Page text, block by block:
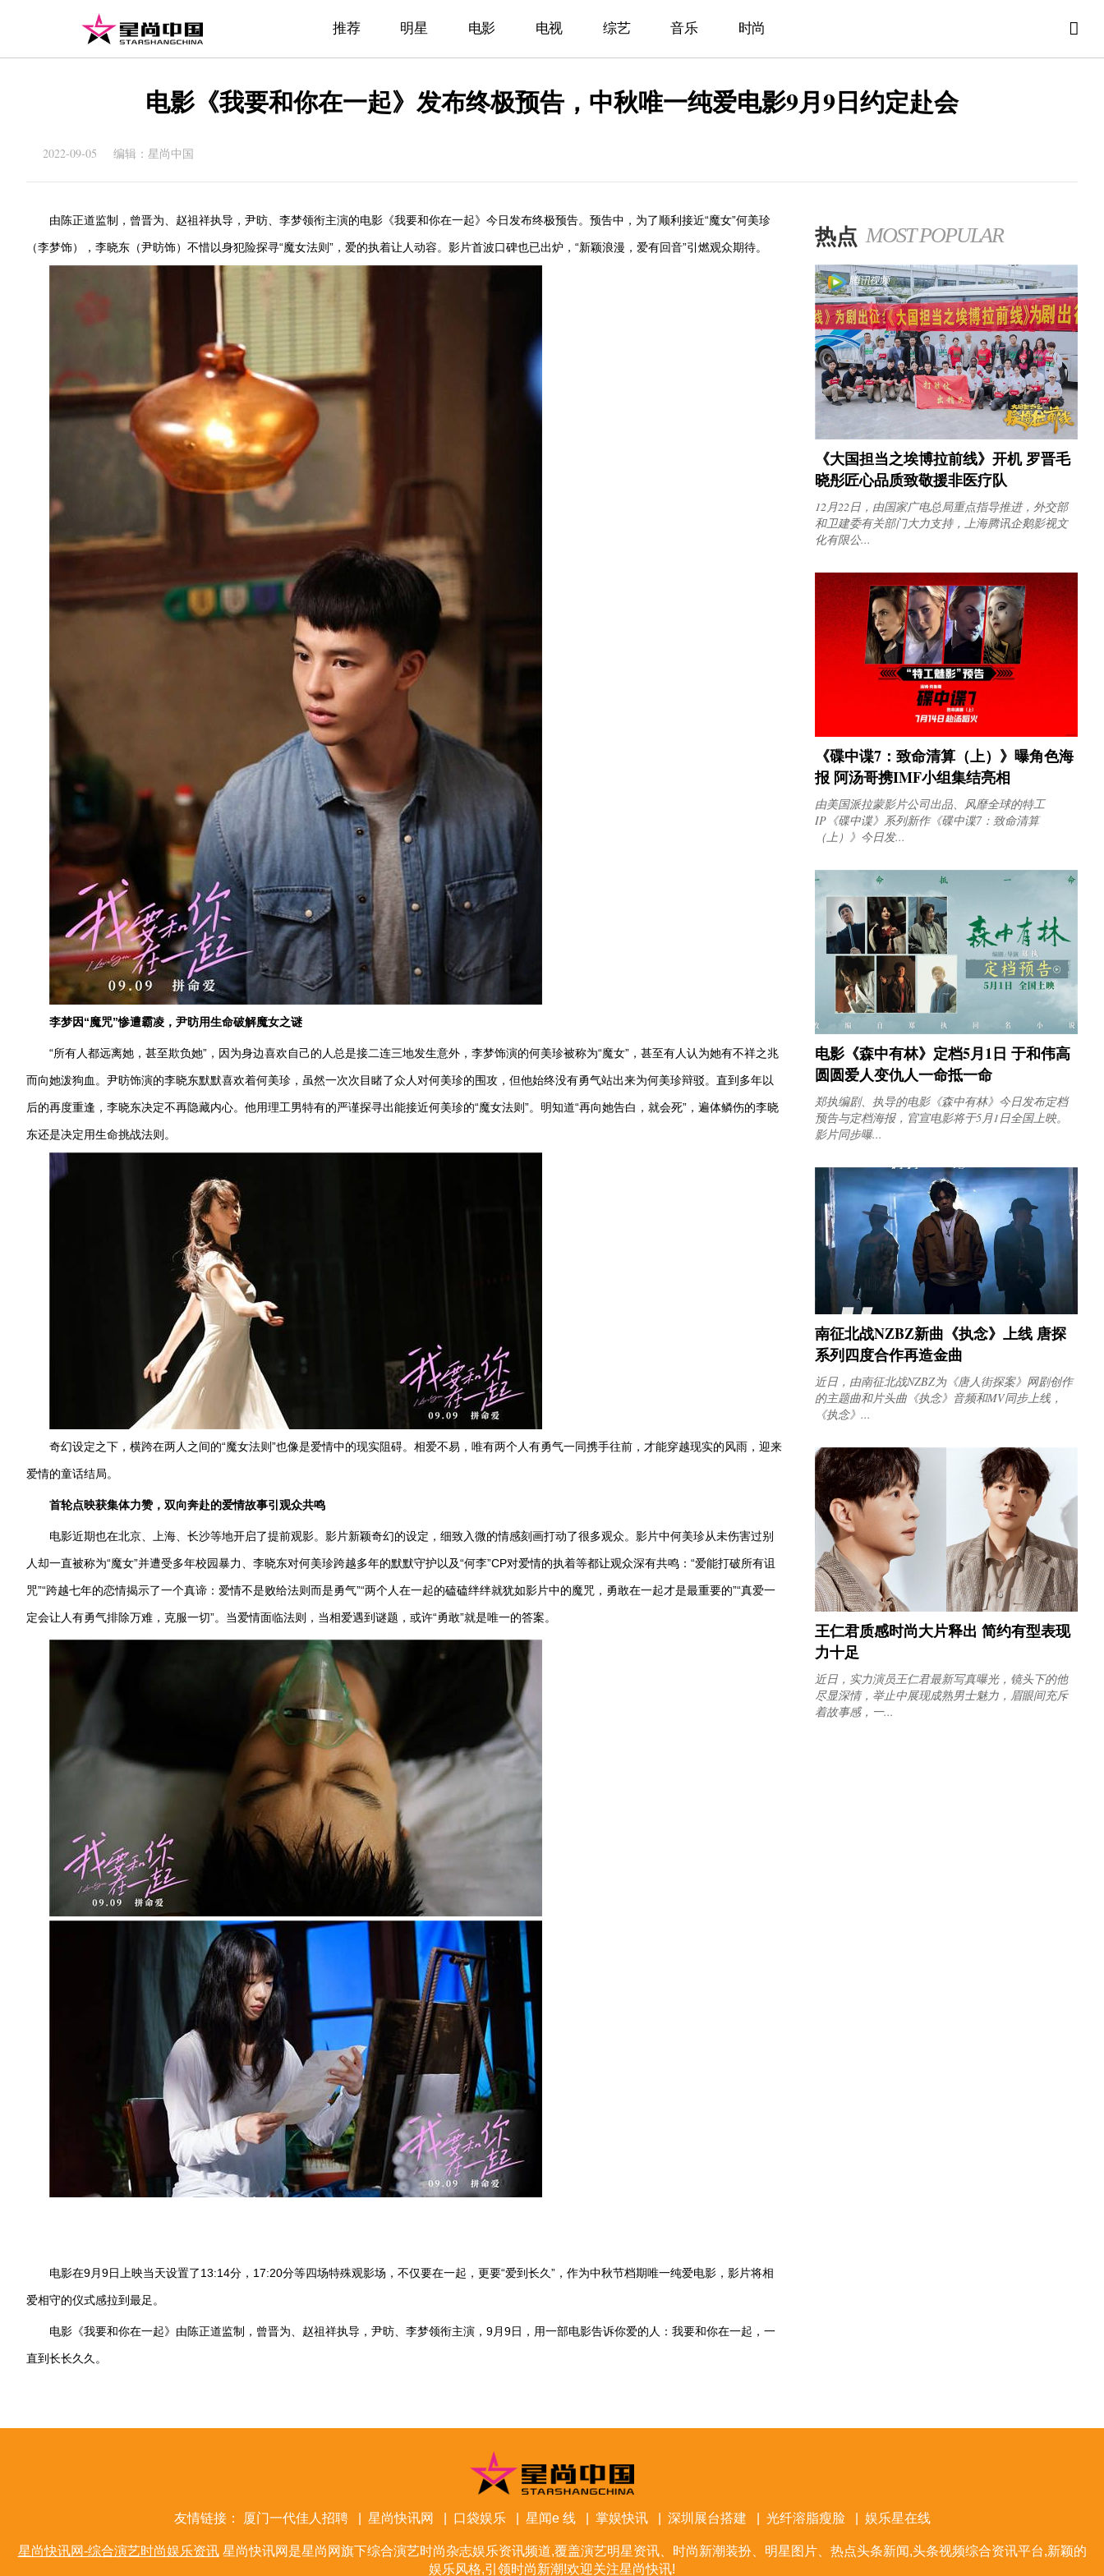
推荐 明星 电影 电视 综艺 音乐 时尚
电影《我要和你在一起》发布终极预告，中秋唯一纯爱电影9月9日约定赴会
2022-09-05 编辑：星尚中国
由陈正道监制，曾晋为、赵祖祥执导，尹昉、李梦领衔主演的电影《我要和你在一起》今日发布终极预告。预告中，为了顺利接近“魔女”何美珍
（李梦饰），李晓东（尹昉饰）不惜以身犯险探寻“魔女法则”，爱的执着让人动容。影片首波口碑也已出炉，“新颖浪漫，爱有回音”引燃观众期待。
李梦因“魔咒”惨遭霸凌，尹昉用生命破解魔女之谜
“所有人都远离她，甚至欺负她”，因为身边喜欢自己的人总是接二连三地发生意外，李梦饰演的何美珍被称为“魔女”，甚至有人认为她有不祥之兆
而向她泼狗血。尹昉饰演的李晓东默默喜欢着何美珍，虽然一次次目睹了众人对何美珍的围攻，但他始终没有勇气站出来为何美珍辩驳。直到多年以
后的再度重逢，李晓东决定不再隐藏内心。他用理工男特有的严谨探寻出能接近何美珍的“魔女法则”。明知道“再向她告白，就会死”，遍体鳞伤的李晓
东还是决定用生命挑战法则。
奇幻设定之下，横跨在两人之间的“魔女法则”也像是爱情中的现实阻碍。相爱不易，唯有两个人有勇气一同携手往前，才能穿越现实的风雨，迎来
爱情的童话结局。
首轮点映获集体力赞，双向奔赴的爱情故事引观众共鸣
电影近期也在北京、上海、长沙等地开启了提前观影。影片新颖奇幻的设定，细致入微的情感刻画打动了很多观众。影片中何美珍从未伤害过别
人却一直被称为“魔女”并遭受多年校园暴力、李晓东对何美珍跨越多年的默默守护以及“何李”CP对爱情的执着等都让观众深有共鸣：“爱能打破所有诅
咒”“跨越七年的恋情揭示了一个真谛：爱情不是败给法则而是勇气”“两个人在一起的磕磕绊绊就犹如影片中的魔咒，勇敢在一起才是最重要的”“真爱一
定会让人有勇气排除万难，克服一切”。当爱情面临法则，当相爱遇到谜题，或许“勇敢”就是唯一的答案。
电影在9月9日上映当天设置了13:14分， 17:20分等四场特殊观影场，不仅要在一起，更要“爱到长久”，作为中秋节档期唯一纯爱电影，影片将相
爱相守的仪式感拉到最足。
电影《我要和你在一起》由陈正道监制，曾晋为、赵祖祥执导，尹昉、李梦领衔主演， 9月9日，用一部电影告诉你爱的人：我要和你在一起，一
直到长长久久。
热点 MOST POPULAR
《大国担当之埃博拉前线》开机 罗晋毛
晓彤匠心品质致敬援非医疗队
12月22日，由国家广电总局重点指导推进，外交部
和卫建委有关部门大力支持，上海腾讯企鹅影视文
化有限公...
《碟中谍7：致命清算（上）》曝角色海
报 阿汤哥携IMF小组集结亮相
由美国派拉蒙影片公司出品、风靡全球的特工
IP《碟中谍》系列新作《碟中谍7：致命清算
（上）》今日发...
电影《森中有林》定档5月1日 于和伟高
圆圆爱人变仇人一命抵一命
郑执编剧、执导的电影《森中有林》今日发布定档
预告与定档海报，官宣电影将于5月1日全国上映。
影片同步曝...
南征北战NZBZ新曲《执念》上线 唐探
系列四度合作再造金曲
近日，由南征北战NZBZ为《唐人街探案》网剧创作
的主题曲和片头曲《执念》音频和MV同步上线，
《执念》...
王仁君质感时尚大片释出 简约有型表现
力十足
近日，实力演员王仁君最新写真曝光，镜头下的他
尽显深情，举止中展现成熟男士魅力，眉眼间充斥
着故事感，一...
友情链接： 厦门一代佳人招聘| 星尚快讯网 口袋娱乐| 星闻e 线| 掌娱快讯| 深圳展台搭建 光纤溶脂瘦脸| 娱乐星在线
星尚快讯网-综合演艺时尚娱乐资讯星尚快讯网是星尚网旗下综合演艺时尚杂志娱乐资讯频道,覆盖演艺明星资讯、时尚新潮装扮、明星图片、热点头条新闻,头条视频综合资讯平台,新颖的
娱乐风格,引领时尚新潮!欢迎关注星尚快讯!